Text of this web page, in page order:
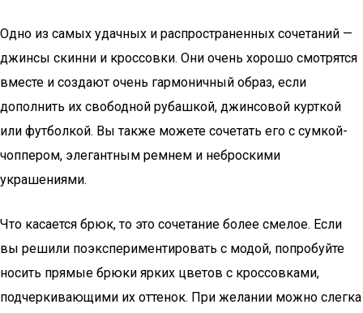
Одно из самых удачных и распространенных сочетаний —
джинсы скинни и кроссовки. Они очень хорошо смотрятся
вместе и создают очень гармоничный образ, если
дополнить их свободной рубашкой, джинсовой курткой
или футболкой. Вы также можете сочетать его с сумкой-
чоппером, элегантным ремнем и неброскими
украшениями.
Что касается брюк, то это сочетание более смелое. Если
вы решили поэкспериментировать с модой, попробуйте
носить прямые брюки ярких цветов с кроссовками,
подчеркивающими их оттенок. При желании можно слегка